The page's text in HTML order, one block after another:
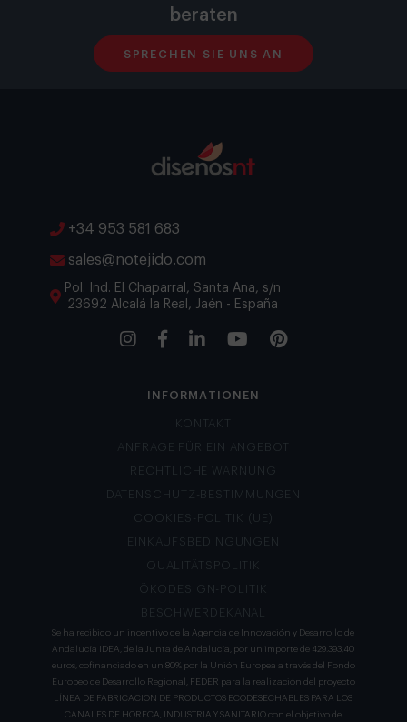
beraten
SPRECHEN SIE UNS AN
+34 953 581 683
sales@notejido.com
Pol. Ind. El Chaparral, Santa Ana, s/n
23692 Alcalá la Real, Jaén - España
INFORMATIONEN
KONTAKT
ANFRAGE FÜR EIN ANGEBOT
RECHTLICHE WARNUNG
DATENSCHUTZ-BESTIMMUNGEN
COOKIES-POLITIK (UE)
EINKAUFSBEDINGUNGEN
QUALITÄTSPOLITIK
ÖKODESIGN-POLITIK
BESCHWERDEKANAL
Se ha recibido un incentivo de la Agencia de Innovación y Desarrollo de
Andalucía IDEA, de la Junta de Andalucía, por un importe de 429.393,40
euros, cofinanciado en un 80% por la Unión Europea a través del Fondo
Europeo de Desarrollo Regional, FEDER para la realización del proyecto
LÍNEA DE FABRICACION DE PRODUCTOS ECODESECHABLES PARA LOS
CANALES DE HORECA, INDUSTRIA Y SANITARIO con el objetivo de